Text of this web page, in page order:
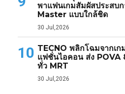
พาแฟนเกมสัมผัสประสบ
Master แบบใกล้ชิด
30 Jul,2026
10 TECNO พลิกโฉมจากเ
แฟชั่นไอคอน ส่ง
ทั่ว MRT
30 Jul,2026